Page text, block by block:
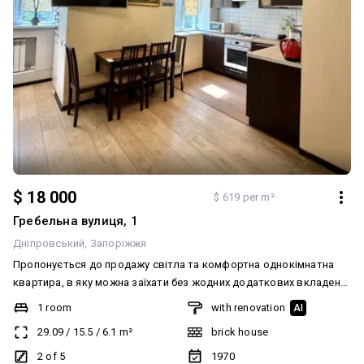
$ 18 000 $ 619 per m²
Гребельна вулиця, 1
Дніпровський Запоріжжя
Пропонується до продажу світла та комфортна однокімнатна
квартира, в яку можна заїхати без жодних додаткових вкладень.
Виконано капітальний ремонт: • повністю замінено
електропроводку; • замінено стояк та водопровід; • натяжні
стелі, якісні шпалери, кахель; • виконано цікаве та функціональне
перепланування. Квартира продається з усіма меблями та
1 room
29.09 / 15.5 / 6.1 m²
2 of 5
with renovation AI
brick house
1970